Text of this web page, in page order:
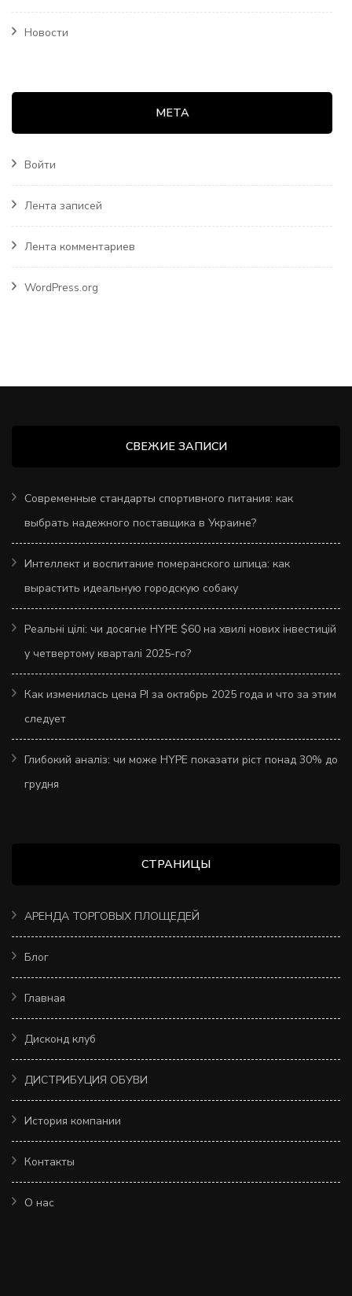
Новости
МЕТА
Войти
Лента записей
Лента комментариев
WordPress.org
СВЕЖИЕ ЗАПИСИ
Современные стандарты спортивного питания: как
выбрать надежного поставщика в Украине?
Интеллект и воспитание померанского шпица: как
вырастить идеальную городскую собаку
Реальні цілі: чи досягне HYPE $60 на хвилі нових інвестицій
у четвертому кварталі 2025-го?
Как изменилась цена PI за октябрь 2025 года и что за этим
следует
Глибокий аналіз: чи може HYPE показати ріст понад 30% до
грудня
СТРАНИЦЫ
АРЕНДА ТОРГОВЫХ ПЛОЩЕДЕЙ
Блог
Главная
Дисконд клуб
ДИСТРИБУЦИЯ ОБУВИ
История компании
Контакты
О нас